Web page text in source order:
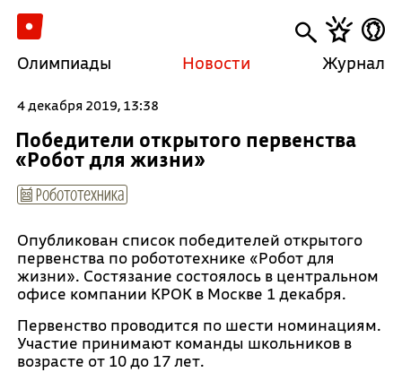
Олимпиады Новости Журнал
4 декабря 2019, 13:38
Победители открытого первенства
«Робот для жизни»
Робототехника
Опубликован список победителей открытого
первенства по робототехнике «Робот для
жизни». Состязание состоялось в центральном
офисе компании КРОК в Москве 1 декабря.
Первенство проводится по шести номинациям.
Участие принимают команды школьников в
возрасте от 10 до 17 лет.